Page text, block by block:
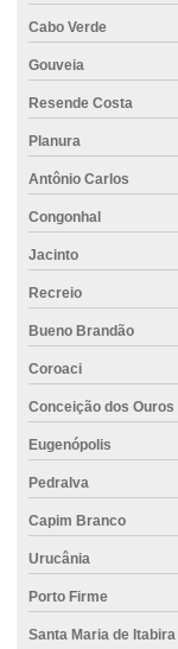
Fabrica de concreto
Fornecedor de cimento
Fornecedor de cimento
Fornecedor de concreto
Fornecedor de
Fornecedor de
Fornecedores de
Fornecimento de
Fornecimento de
Fornecimento de
Fornecimento de
Fornecimento de
Fornecimento de
Fundação para áreas
Cabo Verde
Gouveia
Resende Costa
Planura
Antônio Carlos
Congonhal
Jacinto
Recreio
Bueno Brandão
Coroaci
Conceição dos Ouros
Eugenópolis
Pedralva
Capim Branco
Urucânia
Porto Firme
Santa Maria de Itabira